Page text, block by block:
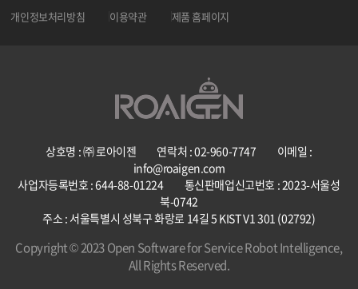
개인정보처리방침 이용약관 제품 홈페이지
상호명 : ㈜ 로아이젠 연락처 : 02-960-7747 이메일 :
info@roaigen.com
사업자등록번호 : 644-88-01224 통신판매업신고번호 : 2023-서울성
북-0742
주소 : 서울특별시 성북구 화랑로 14길 5 KIST V1 301 (02792)
Copyright © 2023 Open Software for Service Robot Intelligence,
All Rights Reserved.